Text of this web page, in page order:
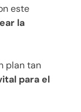
este
la
plan tan
para el